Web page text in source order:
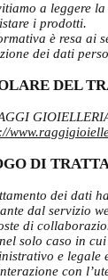
a leggere
i prodotti.
è resa ai
dei dati
DEL
DI
dei dati
dal servizio
di
solo caso in
e legale
con